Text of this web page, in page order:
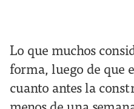
Lo que muchos
forma, luego de que
cuanto antes la